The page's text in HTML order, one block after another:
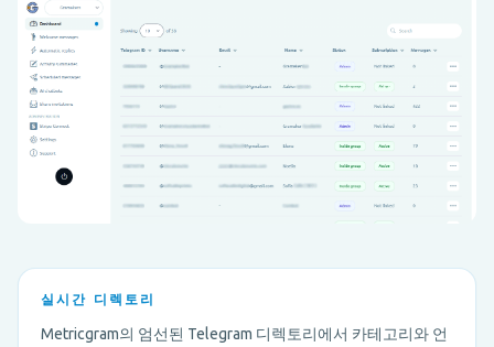
실시간 디렉토리
Metricgram의 엄선된 Telegram 디렉토리에서 카테고리와 언